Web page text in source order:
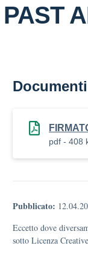
PAST
Documenti
pdf - 408
Pubblicato:
Eccetto dove
sotto Licenza